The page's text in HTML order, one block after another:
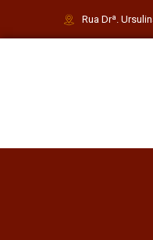
Rua Drª.